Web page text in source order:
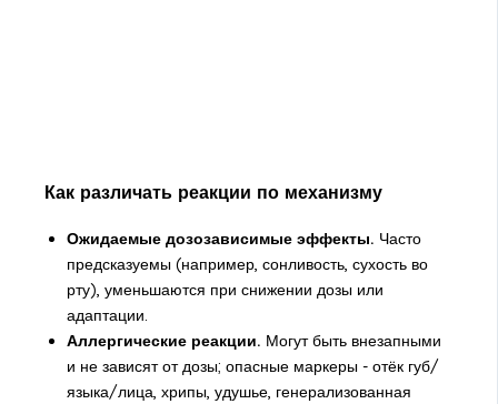
Как различать реакции по механизму
Ожидаемые дозозависимые эффекты. Часто
предсказуемы (например, сонливость, сухость во
рту), уменьшаются при снижении дозы или
адаптации.
Аллергические реакции. Могут быть внезапными
и не зависят от дозы; опасные маркеры - отёк губ/
языка/лица, хрипы, удушье, генерализованная